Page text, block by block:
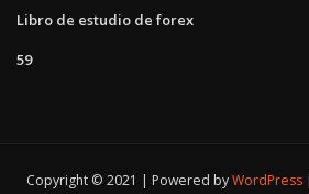
Libro de estudio de forex
59
Copyright © 2021 | Powered byWordPress